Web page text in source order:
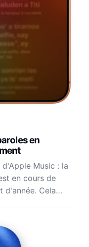
en
Music : la
en cours de
d'année. Cela…